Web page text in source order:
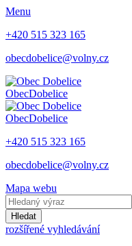
Menu
+420 515 323 165
obecdobelice@volny.cz
ObecDobelice
ObecDobelice
+420 515 323 165
obecdobelice@volny.cz
Mapa webu
Hledat
rozšířené vyhledávání